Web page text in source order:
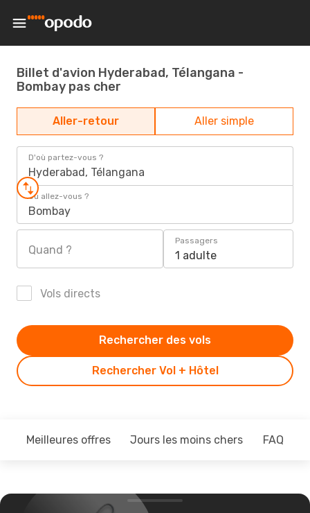
Billet d'avion Hyderabad, Télangana -
Bombay pas cher
Aller-retour Aller simple
D'où partez-vous ?
Hyderabad, Télangana
Où allez-vous ?
Bombay
Quand ?
Passagers
1 adulte
Vols directs
Rechercher Vol + Hôtel
Rechercher des vols
Meilleures offres Jours les moins chers FAQ